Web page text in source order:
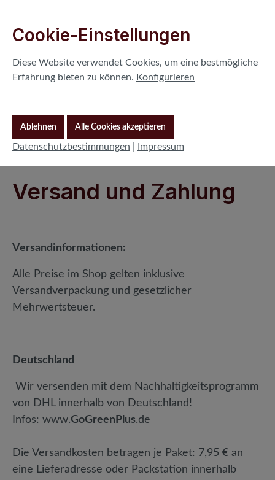
Du hast 0 Produkte auf
Versand und Zahlung
Versandinformationen:
Alle Preise im Shop gelten inklusive
Versandverpackung und gesetzlicher
Mehrwertsteuer.
Deutschland
Wir versenden mit dem Nachhaltigkeitsprogramm
von DHL innerhalb von Deutschland!
Infos: www.GoGreenPlus.de
Die Versandkosten betragen je Paket: 7,95 € an
eine Lieferadresse oder Packstation innerhalb
Cookie-Einstellungen
Diese Website verwendet Cookies, um eine bestmögliche
Erfahrung bieten zu können. Konfigurieren
Ablehnen Alle Cookies akzeptieren
Datenschutzbestimmungen Impressum